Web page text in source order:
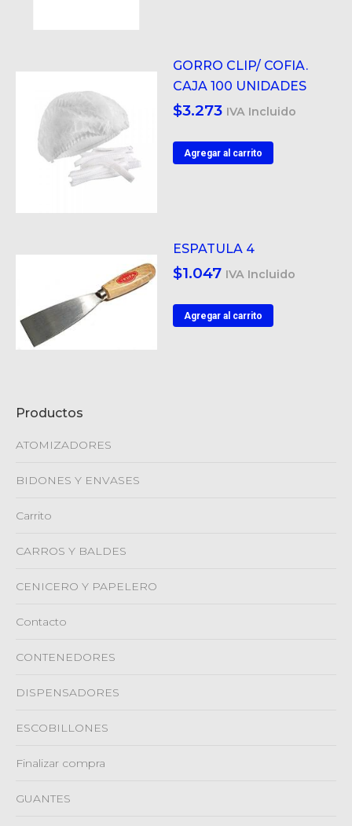
GORRO CLIP/ COFIA.
CAJA 100 UNIDADES
$3.273 IVA Incluido
Agregar al carrito
ESPATULA 4
$1.047 IVA Incluido
Agregar al carrito
Productos
ATOMIZADORES
BIDONES Y ENVASES
Carrito
CARROS Y BALDES
CENICERO Y PAPELERO
Contacto
CONTENEDORES
DISPENSADORES
ESCOBILLONES
Finalizar compra
GUANTES